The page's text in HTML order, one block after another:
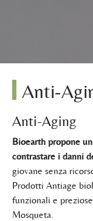
Anti-
Anti-Aging
Bioearth propone
contrastare i danni
giovane senza
Prodotti Antiage
funzionali e
Mosqueta.